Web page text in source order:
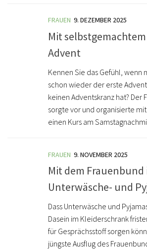
FRAUEN 9. DEZEMBER 2025
Mit
Advent
Kennen Sie das Gefühl, wenn
schon wieder der erste
keinen Adventskranz hat? Der
sorgte vor und organisierte
einen Kurs am
FRAUEN 9. NOVEMBER 2025
Mit dem Frauenbund
Unterwäsche- und
Dass Unterwäsche und
Dasein im Kleiderschrank
für Gesprächsstoff sorgen
jüngste Ausflug des